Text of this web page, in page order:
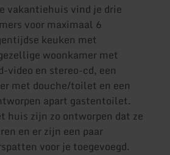
vakantiehuis vind je drie
voor maximaal 6
keuken met
woonkamer met
en stereo-cd, een
met douche/toilet en een
apart gastentoilet.
huis zijn zo ontworpen dat ze
en er zijn een paar
voor je toegevoegd.